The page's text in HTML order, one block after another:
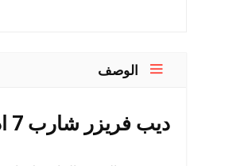
الوصف
ديب فريزر شارب 7 ادراج 300 لتر انفرتر